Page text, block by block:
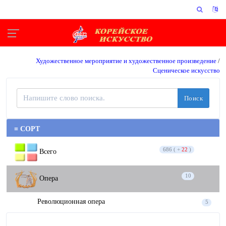
Художественное мероприятие и художественное произведение /
Сценическое искусство
Поиск
≡ СОРТ
Всего 686 ( + 22 )
Опера 10
Революционная опера 5